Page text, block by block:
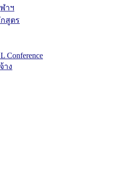
าฯ
สูตร
Conference
าง